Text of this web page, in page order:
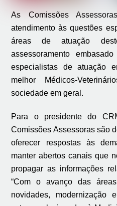
As Comissões
atendimento às questões
áreas de atuação
assessoramento
especialistas de atuação
melhor Médicos-
sociedade em geral.
Para o presidente do
Comissões Assessoras são
oferecer respostas às
manter abertos canais que
propagar as informações
“Com o avanço das
novidades, modernização